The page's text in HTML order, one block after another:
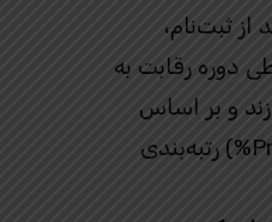
از ثبت‌نام،
دوره رقابت به
و بر اساس
درصد سود و زیان (Pnl%) رتبه‌بندی